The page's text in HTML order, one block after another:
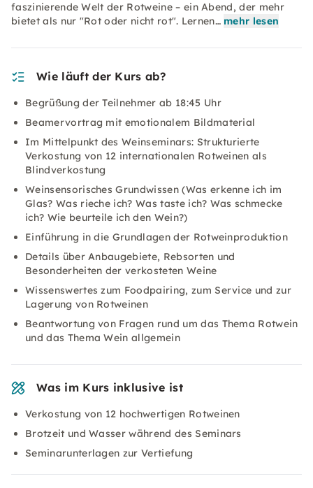
faszinierende Welt der Rotweine – ein Abend, der mehr
bietet als nur "Rot oder nicht rot". Lernen… mehr lesen
Wie läuft der Kurs ab?
Begrüßung der Teilnehmer ab 18:45 Uhr
Beamervortrag mit emotionalem Bildmaterial
Im Mittelpunkt des Weinseminars: Strukturierte
Verkostung von 12 internationalen Rotweinen als
Blindverkostung
Weinsensorisches Grundwissen (Was erkenne ich im
Glas? Was rieche ich? Was taste ich? Was schmecke
ich? Wie beurteile ich den Wein?)
Einführung in die Grundlagen der Rotweinproduktion
Details über Anbaugebiete, Rebsorten und
Besonderheiten der verkosteten Weine
Wissenswertes zum Foodpairing, zum Service und zur
Lagerung von Rotweinen
Beantwortung von Fragen rund um das Thema Rotwein
und das Thema Wein allgemein
Was im Kurs inklusive ist
Verkostung von 12 hochwertigen Rotweinen
Brotzeit und Wasser während des Seminars
Seminarunterlagen zur Vertiefung